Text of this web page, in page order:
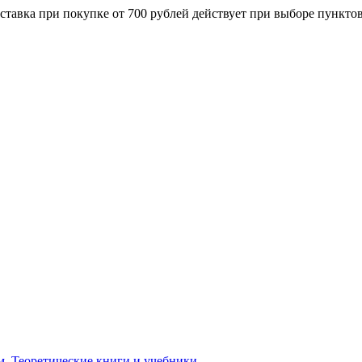
при покупке от 700 рублей действует при выборе